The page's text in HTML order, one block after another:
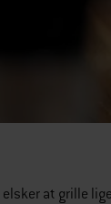
at grille